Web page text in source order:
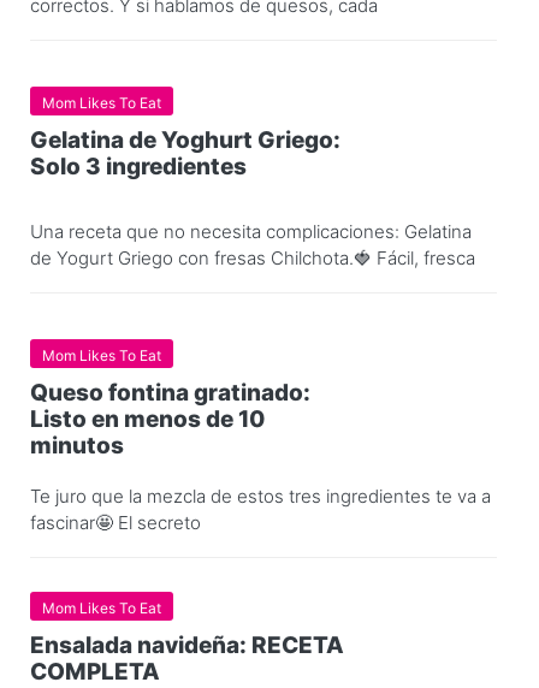
correctos. Y si hablamos de quesos, cada
Mom Likes To Eat
Gelatina de Yoghurt Griego:
Solo 3 ingredientes
Una receta que no necesita complicaciones: Gelatina
de Yogurt Griego con fresas Chilchota.🍓 Fácil, fresca
Mom Likes To Eat
Queso fontina gratinado:
Listo en menos de 10
minutos
Te juro que la mezcla de estos tres ingredientes te va a
fascinar🤩 El secreto
Mom Likes To Eat
Ensalada navideña: RECETA
COMPLETA